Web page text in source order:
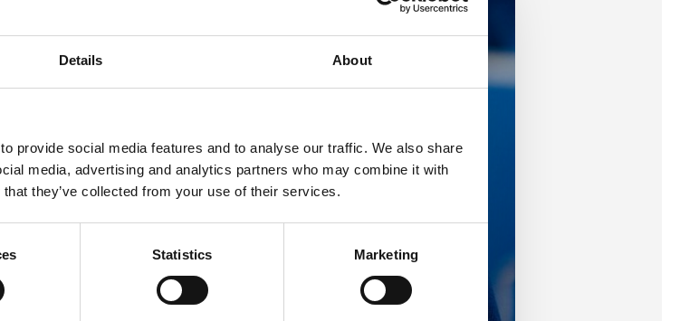
Details About
provide social media features and to analyse our traffic. We also share
media, advertising and analytics partners who may combine it with
they’ve collected from your use of their services.
Statistics Marketing